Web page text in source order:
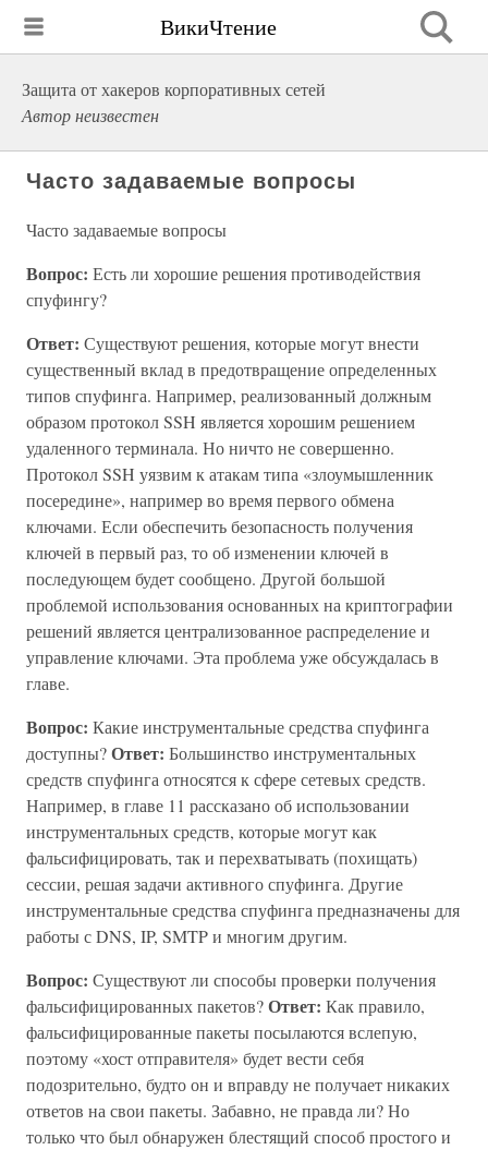
ВикиЧтение
Защита от хакеров корпоративных сетей
Автор неизвестен
Часто задаваемые вопросы
Часто задаваемые вопросы
Вопрос: Есть ли хорошие решения противодействия
спуфингу?
Ответ: Существуют решения, которые могут внести
существенный вклад в предотвращение определенных
типов спуфинга. Например, реализованный должным
образом протокол SSH является хорошим решением
удаленного терминала. Но ничто не совершенно.
Протокол SSH уязвим к атакам типа «злоумышленник
посередине», например во время первого обмена
ключами. Если обеспечить безопасность получения
ключей в первый раз, то об изменении ключей в
последующем будет сообщено. Другой большой
проблемой использования основанных на криптографии
решений является централизованное распределение и
управление ключами. Эта проблема уже обсуждалась в
главе.
Вопрос: Какие инструментальные средства спуфинга
доступны?Ответ: Большинство инструментальных
средств спуфинга относятся к сфере сетевых средств.
Например, в главе 11 рассказано об использовании
инструментальных средств, которые могут как
фальсифицировать, так и перехватывать (похищать)
сессии, решая задачи активного спуфинга. Другие
инструментальные средства спуфинга предназначены для
работы с DNS, IP, SMTP и многим другим.
Вопрос: Существуют ли способы проверки получения
фальсифицированных пакетов?Ответ: Как правило,
фальсифицированные пакеты посылаются вслепую,
поэтому «хост отправителя» будет вести себя
подозрительно, будто он и вправду не получает никаких
ответов на свои пакеты. Забавно, не правда ли? Но
только что был обнаружен блестящий способ простого и